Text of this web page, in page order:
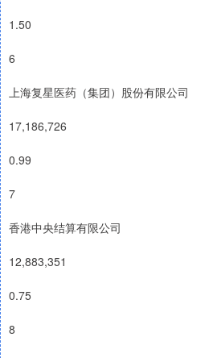
1.50
6
上海复星医药（集团）股份有限公司
17,186,726
0.99
7
香港中央结算有限公司
12,883,351
0.75
8